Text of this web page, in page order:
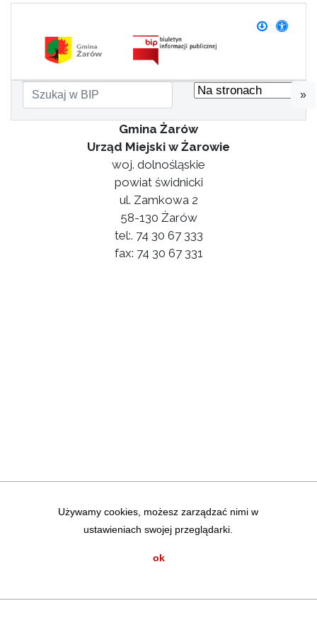
Używamy cookies, możesz zarządzać nimi w
ustawieniach swojej przeglądarki.
ok
»
Gmina Żarów
Urząd Miejski w Żarowie
woj. dolnośląskie
powiat świdnicki
ul. Zamkowa 2
58-130 Żarów
tel:. 74 30 67 333
fax: 74 30 67 331